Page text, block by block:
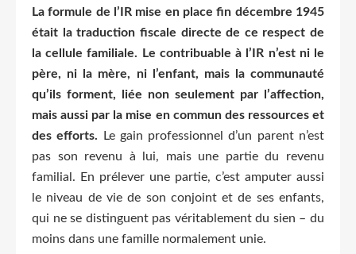
La formule de l’IR mise en place fin décembre 1945
était la traduction fiscale directe de ce respect de
la cellule familiale. Le contribuable à l’IR n’est ni le
père, ni la mère, ni l’enfant, mais la communauté
qu’ils forment, liée non seulement par l’affection,
mais aussi par la mise en commun des ressources et
des efforts.
Le gain professionnel d’un parent n’est
pas son revenu à lui, mais une partie du revenu
familial. En prélever une partie, c’est amputer aussi
le niveau de vie de son conjoint et de ses enfants,
qui ne se distinguent pas véritablement du sien – du
moins dans une famille normalement unie.